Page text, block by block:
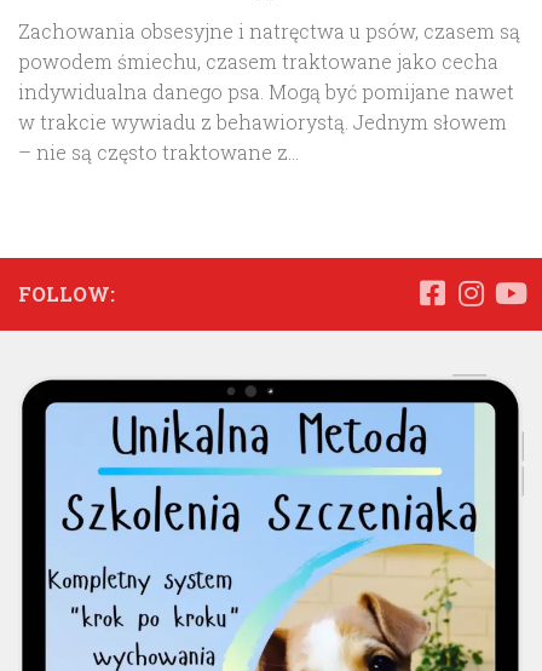
Zachowania obsesyjne i natręctwa u psów, czasem są
powodem śmiechu, czasem traktowane jako cecha
indywidualna danego psa. Mogą być pomijane nawet
w trakcie wywiadu z behawiorystą. Jednym słowem
– nie są często traktowane z...
FOLLOW: